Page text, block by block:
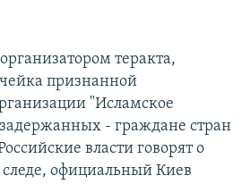
теракта,
признанной
"Исламское
задержанных - граждане стран
власти говорят о
официальный Киев